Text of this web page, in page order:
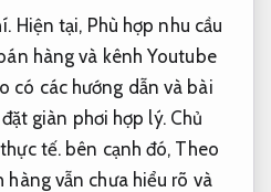
Hiện tại, Phù hợp nhu cầu
hàng và kênh Youtube
có các hướng dẫn và bài
giàn phơi hợp lý. Chủ
tế. bên cạnh đó, Theo
hàng vẫn chưa hiểu rõ và